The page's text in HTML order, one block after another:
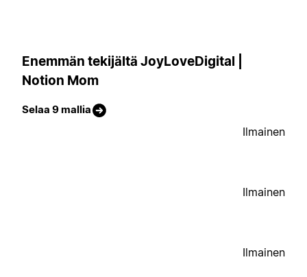
Enemmän tekijältä JoyLoveDigital |
Notion Mom
Selaa 9 mallia
Ilmainen
Ilmainen
Ilmainen